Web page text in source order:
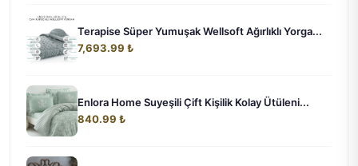
Terapise Süper Yumuşak Wellsoft Ağırlıklı Yorga...
7,693.99 ₺
Enlora Home Suyeşili Çift Kişilik Kolay Ütüleni...
840.99 ₺